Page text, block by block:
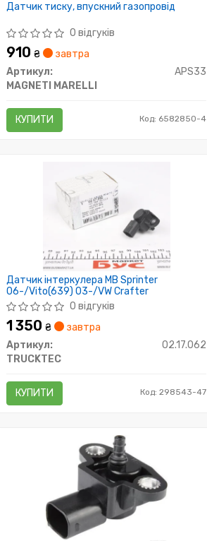
Датчик тиску, впускний газопровід
0 відгуків
910₴
завтра
Артикул:
APS33
MAGNETI MARELLI
КУПИТИ Код: 6582850-4
Датчик інтеркулера MB Sprinter
06-/Vito(639) 03-/VW Crafter
0 відгуків
1 350₴
завтра
Артикул:
02.17.062
TRUCKTEC
КУПИТИ Код: 298543-47